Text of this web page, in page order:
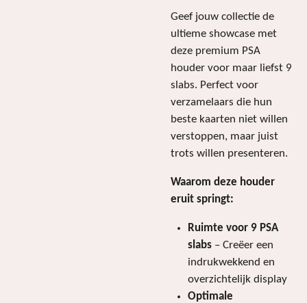
Geef jouw collectie de
ultieme showcase met
deze premium PSA
houder voor maar liefst 9
slabs. Perfect voor
verzamelaars die hun
beste kaarten niet willen
verstoppen, maar juist
trots willen presenteren.
Waarom deze houder
eruit springt:
Ruimte voor 9 PSA
slabs – Creëer een
indrukwekkend en
overzichtelijk display
Optimale